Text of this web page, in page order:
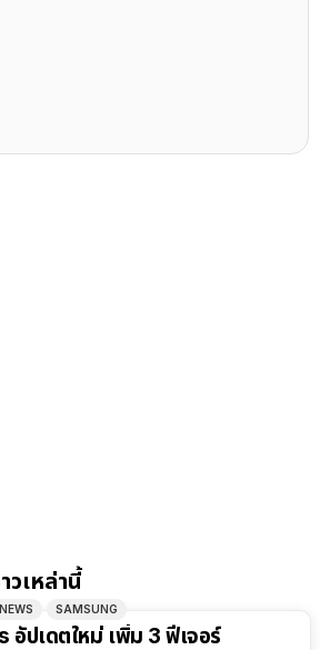
วเหล่านี้
SAMSUNG
ปเดตใหม่ เพิ่ม 3 ฟีเจอร์